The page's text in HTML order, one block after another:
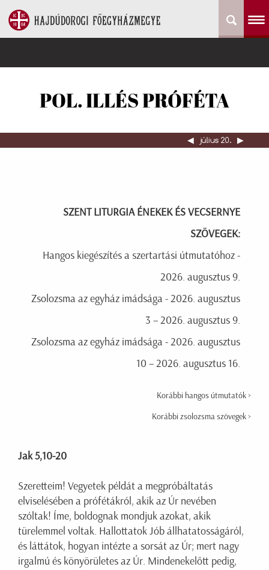
POL. ILLÉS PRÓFÉTA
◀︎ július 20. ▶︎
SZENT LITURGIA ÉNEKEK ÉS VECSERNYE
SZÖVEGEK:
Hangos kiegészítés a szertartási útmutatóhoz -
2026. augusztus 9.
Zsolozsma az egyház imádsága - 2026. augusztus
3 – 2026. augusztus 9.
Zsolozsma az egyház imádsága - 2026. augusztus
10 – 2026. augusztus 16.
Korábbi hangos útmutatók >
Korábbi zsolozsma szövegek >
Jak 5,10-20
Szeretteim! Vegyetek példát a megpróbáltatás
elviselésében a prófétákról, akik az Úr nevében
szóltak! Íme, boldognak mondjuk azokat, akik
türelemmel voltak. Hallottatok Jób állhatatosságáról,
és láttátok, hogyan intézte a sorsát az Úr; mert nagy
irgalmú és könyörületes az Úr. Mindenekelőtt pedig,